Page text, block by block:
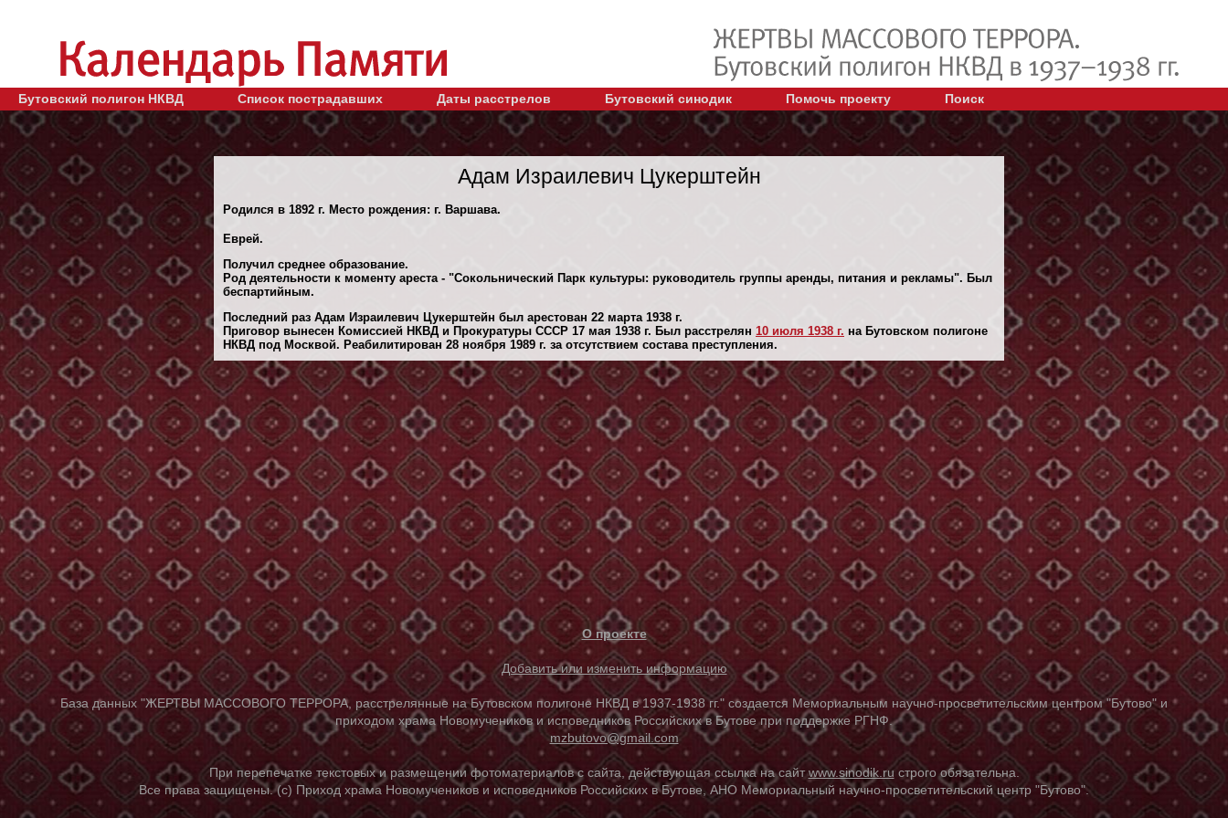
Бутовский полигон НКВД Список пострадавших Даты расстрелов Бутовский синодик Помочь проекту Поиск
Адам Израилевич Цукерштейн
Родился в 1892 г. Место рождения: г. Варшава.
Еврей.
Получил среднее образование.
Род деятельности к моменту ареста - "Сокольнический Парк культуры: руководитель группы аренды, питания и рекламы". Был
беспартийным.
Последний раз Адам Израилевич Цукерштейн был арестован 22 марта 1938 г.
Приговор вынесен Комиссией НКВД и Прокуратуры СССР 17 мая 1938 г. Был расстрелян 10 июля 1938 г. на Бутовском полигоне
НКВД под Москвой. Реабилитирован 28 ноября 1989 г. за отсутствием состава преступления.
О проекте
Добавить или изменить информацию
База данных "ЖЕРТВЫ МАССОВОГО ТЕРРОРА, расстрелянные на Бутовском полигоне НКВД в 1937-1938 гг." создается Мемориальным научно-просветительским центром "Бутово" и
приходом храма Новомучеников и исповедников Российских в Бутове при поддержке РГНФ.
mzbutovo@gmail.com
При перепечатке текстовых и размещении фотоматериалов с сайта, действующая ссылка на сайтwww.sinodik.ru строго обязательна.
Все права защищены. (с) Приход храма Новомучеников и исповедников Российских в Бутове, АНО Мемориальный научно-просветительский центр "Бутово".